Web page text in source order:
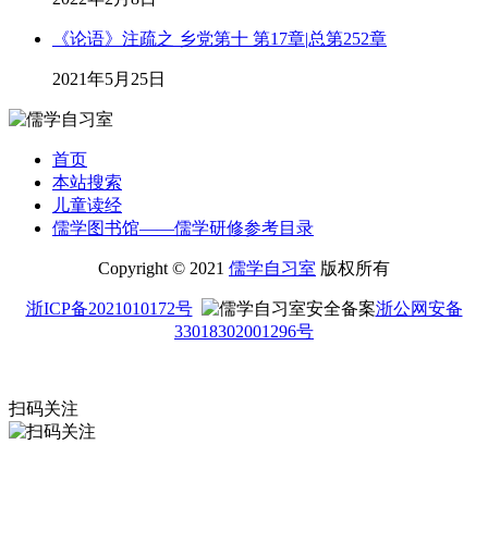
《论语》注疏之 乡党第十 第17章|总第252章
2021年5月25日
首页
本站搜索
儿童读经
儒学图书馆——儒学研修参考目录
Copyright © 2021 儒学自习室 版权所有
浙ICP备2021010172号
浙公网安备
33018302001296号
扫码关注